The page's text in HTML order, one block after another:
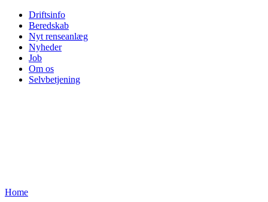
Driftsinfo
Beredskab
Nyt renseanlæg
Nyheder
Job
Om os
Selvbetjening
Home